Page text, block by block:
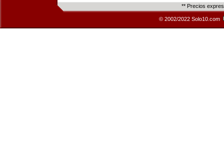
** Precios
© 2002/2022 Solo10.com